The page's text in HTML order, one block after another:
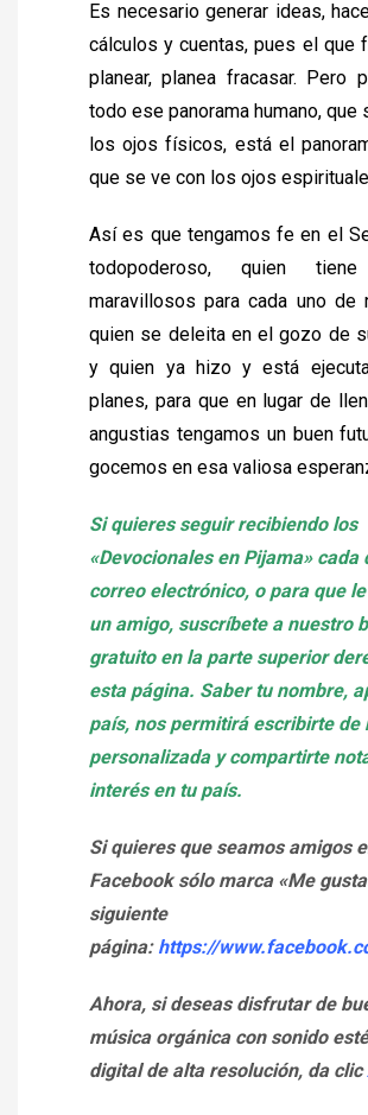
Es necesario generar ideas,
cálculos y cuentas, pues el que
planear, planea fracasar. Pero
todo ese panorama humano, que
los ojos físicos, está el
que se ve con los ojos
Así es que tengamos fe en el
todopoderoso, quien
maravillosos para cada uno de
quien se deleita en el gozo de
y quien ya hizo y está
planes, para que en lugar de
angustias tengamos un buen
gocemos en esa valiosa
Si quieres seguir recibiendo los
«Devocionales en Pijama» cada
correo electrónico, o para que
un amigo, suscríbete a nuestro
gratuito en la parte superior
esta página. Saber tu nombre,
país, nos permitirá escribirte de
personalizada y compartirte
interés en tu país.
Si quieres que seamos amigos
Facebook sólo marca «Me
siguiente
página: https://
Ahora, si deseas disfrutar de
música orgánica con sonido
digital de alta resolución, da clic